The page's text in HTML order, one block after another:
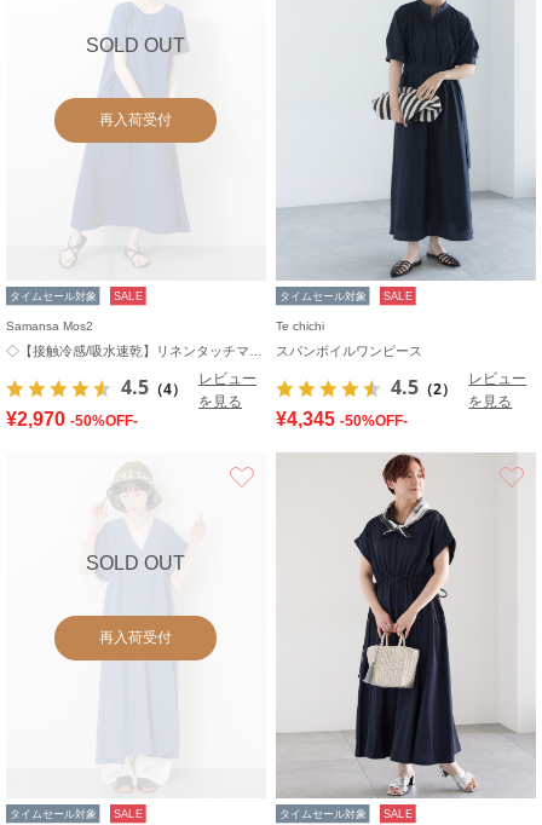
SOLD OUT
再入荷受付
タイムセール対象 SALE
Samansa Mos2
4.5 （4）
レビュー
を見る
¥2,970 -50%OFF-
タイムセール対象 SALE
Te chichi
スパンボイルワンピース
4.5 （2）
レビュー
を見る
¥4,345 -50%OFF-
SOLD OUT
再入荷受付
タイムセール対象 SALE タイムセール対象 SALE